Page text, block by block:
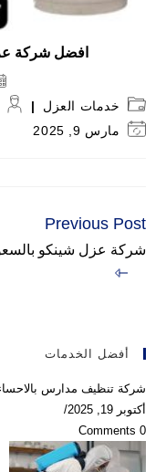
افضل شركة
Post
category:
خدمات العزل
Post
Post مارس 9, 2025
Read
articles
Previous Post
شركة عزل شينكو
أفضل الخدمات
شركة تنظيف مدارس
أكتوبر 19, 2025
/
0 Comments